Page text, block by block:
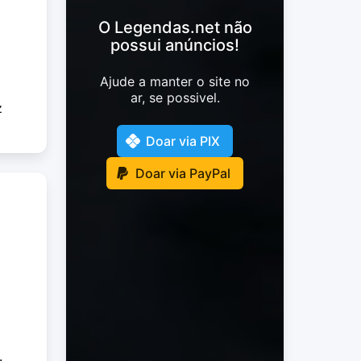
O Legendas.net não
possui anúncios!
Ajude a manter o site no
ar, se possivel.
Doar via PIX
Doar via PayPal